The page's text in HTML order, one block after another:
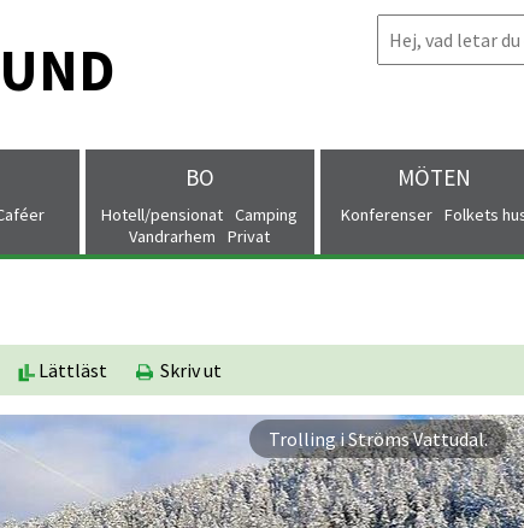
BO
Hotell/pensionat Camping
Vandrarhem
Privat
MÖTEN
Konferenser Folkets
Lättläst Skriv ut
Ströms Vattudal.